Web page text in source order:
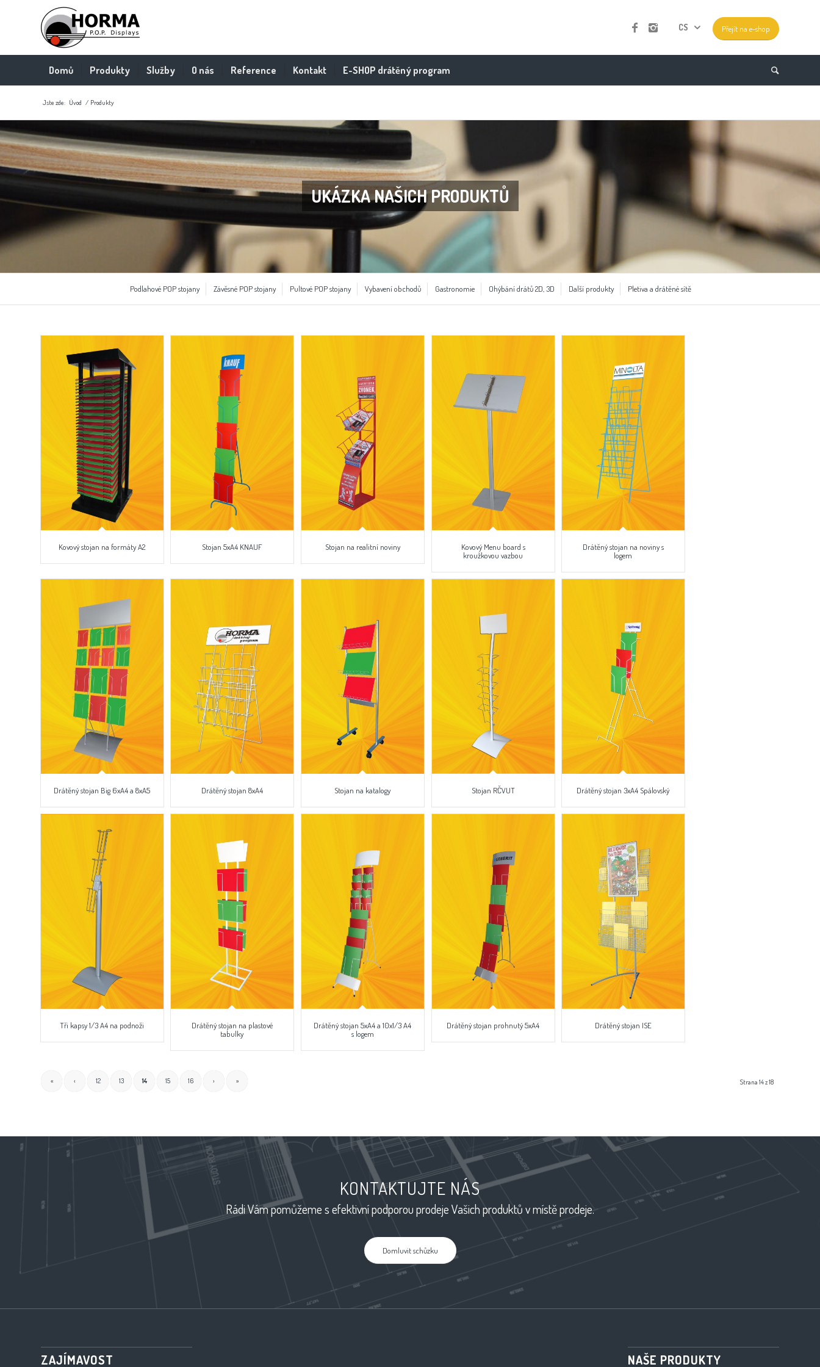
Přejít na e-shop
CS
Domů Produkty Služby O nás Reference Kontakt E-SHOP drátěný program
Jste zde: Úvod / Produkty
UKÁZKA NAŠICH PRODUKTŮ
Podlahové POP stojany Závěsné POP stojany Pultové POP stojany Vybavení obchodů Gastronomie Ohýbání drátů 2D, 3D Další produkty Pletiva a drátěné sítě
Kovový stojan na formáty A2 Stojan 5xA4 KNAUF Stojan na realitní noviny
Kovový Menu board s
kroužkovou vazbou
Drátěný stojan na noviny s
logem
Drátěný stojan Big 6xA4 a 8xA5 Drátěný stojan 8xA4 Stojan na katalogy Stojan RČVUT Drátěný stojan 3xA4 Spálovský
Tři kapsy 1/3 A4 na podnoži
Drátěný stojan na plastové
tabulky
Drátěný stojan 5xA4 a 10x1/3 A4
s logem
Drátěný stojan prohnutý 5xA4 Drátěný stojan ISE
Strana 14 z 18
« ‹ 12 13 14 15 16 › »
KONTAKTUJTE NÁS
Rádi Vám pomůžeme s efektivní podporou prodeje Vašich produktů v místě prodeje.
Domluvit schůzku
ZAJÍMAVOST NAŠE PRODUKTY